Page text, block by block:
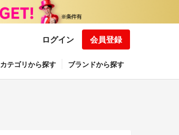
ログイン 会員登録
カテゴリから探す ブランドから探す